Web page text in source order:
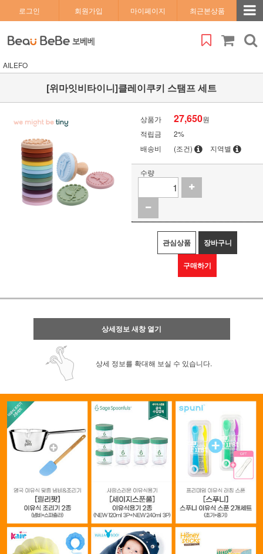
로그인 회원가입 마이페이지 최근본상품
AILEFO
[위마잇비타이니]클레이쿠키 스탬프 세트
상품가 27,650원
적립금
2%
배송비
(조건) 지역별
수량
관심상품 장바구니
구매하기
상세정보 새창 열기
상세 정보를 확대해 보실 수 있습니다.